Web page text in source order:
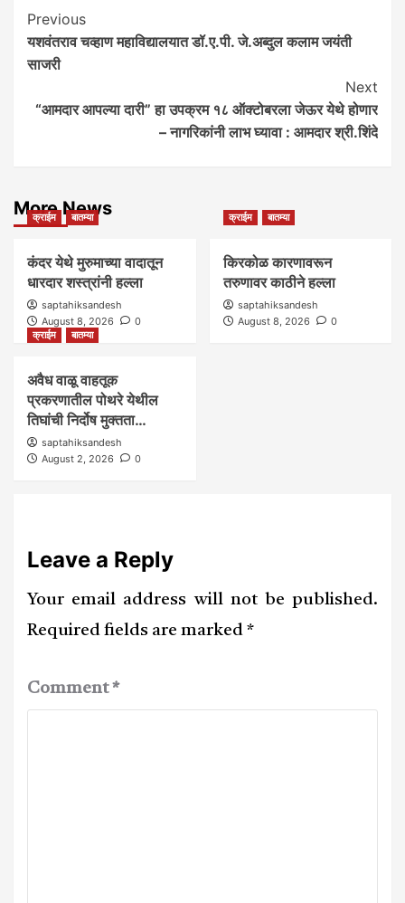
Post
Navigation
Previous
यशवंतराव चव्हाण महाविद्यालयात डॉ.ए.पी. जे.अब्दुल कलाम जयंती
साजरी
Next
“आमदार आपल्या दारी” हा उपक्रम १८ ऑक्टोबरला जेऊर येथे होणार
– नागरिकांनी लाभ घ्यावा : आमदार श्री.शिंदे
More News
क्राईम बातम्या
कंदर येथे मुरुमाच्या वादातून
धारदार शस्त्रांनी हल्ला
saptahiksandesh
August 8, 2026
0
क्राईम बातम्या
किरकोळ कारणावरून
तरुणावर काठीने हल्ला
saptahiksandesh
August 8, 2026
0
क्राईम
बातम्या
अवैध वाळू वाहतूक
प्रकरणातील पोथरे येथील
तिघांची निर्दोष मुक्तता…
saptahiksandesh
August 2, 2026
0
Leave a Reply
Your email address will not be published.
Required fields are marked *
Comment*